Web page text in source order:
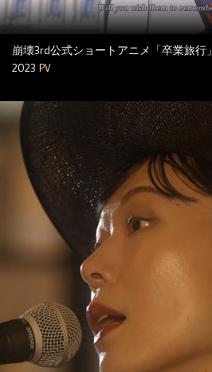
崩壊3rd公式ショートアニメ「卒業旅行」
2023 PV